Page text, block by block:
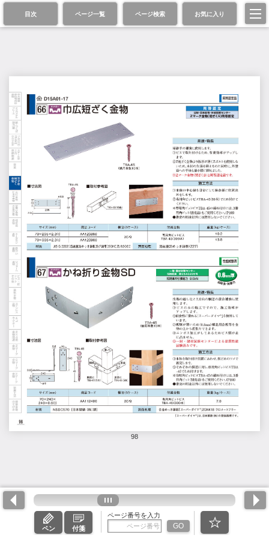
目次 ページ一覧 ページ検索 お気に入り
98
ペン 付箋
ページ番号を入力
GO